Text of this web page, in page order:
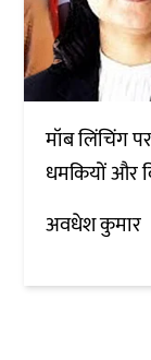
मॉब लिंचिंग
धमकियों और
अवधेश कुमार